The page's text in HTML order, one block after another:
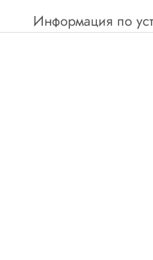
Информация по